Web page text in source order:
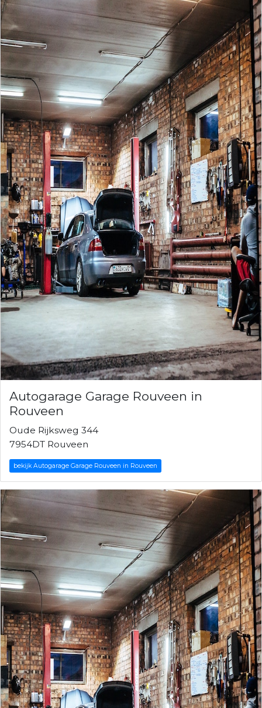
Autogarage Garage Rouveen in
Rouveen
Oude Rijksweg 344
7954DT Rouveen
bekijk Autogarage Garage Rouveen in Rouveen